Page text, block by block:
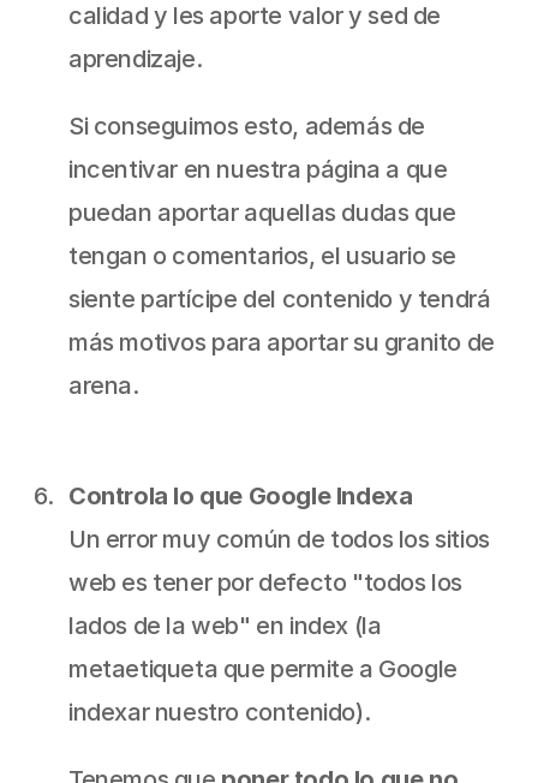
calidad y les aporte valor y sed de
aprendizaje.
Si conseguimos esto, además de
incentivar en nuestra página a que
puedan aportar aquellas dudas que
tengan o comentarios, el usuario se
siente partícipe del contenido y tendrá
más motivos para aportar su granito de
arena.
Controla lo que Google Indexa
Un error muy común de todos los sitios
web es tener por defecto "todos los
lados de la web" en index (la
metaetiqueta que permite a Google
indexar nuestro contenido).